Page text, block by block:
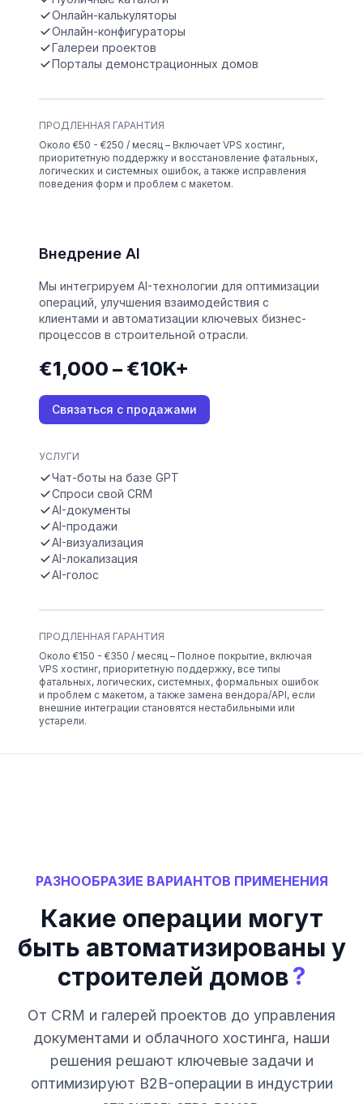
Онлайн-калькуляторы
Онлайн-конфигураторы
Галереи проектов
Порталы демонстрационных домов
ПРОДЛЕННАЯ ГАРАНТИЯ
Около €50 - €250 / месяц – Включает VPS хостинг,
приоритетную поддержку и восстановление фатальных,
логических и системных ошибок, а также исправления
поведения форм и проблем с макетом.
Внедрение AI
Мы интегрируем AI-технологии для оптимизации
операций, улучшения взаимодействия с
клиентами и автоматизации ключевых бизнес-
процессов в строительной отрасли.
€1,000 – €10K+
Связаться с продажами
УСЛУГИ
Чат-боты на базе GPT
Спроси свой CRM
AI-документы
AI-продажи
AI-визуализация
AI-локализация
AI-голос
ПРОДЛЕННАЯ ГАРАНТИЯ
Около €150 - €350 / месяц – Полное покрытие, включая
VPS хостинг, приоритетную поддержку, все типы
фатальных, логических, системных, формальных ошибок
и проблем с макетом, а также замена вендора/API, если
внешние интеграции становятся нестабильными или
устарели.
РАЗНООБРАЗИЕ ВАРИАНТОВ ПРИМЕНЕНИЯ
Какие операции могут
быть автоматизированы у
строителей домов?
От CRM и галерей проектов до управления
документами и облачного хостинга, наши
решения решают ключевые задачи и
оптимизируют B2B-операции в индустрии